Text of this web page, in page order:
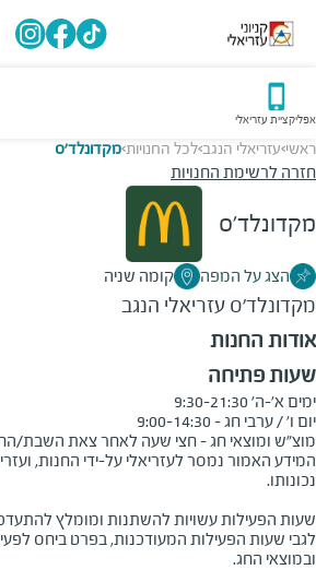
אפליקציית עזריאלי
ראשי>עזריאלי הנגב>לכל החנויות>מקדונלד'ס
חזרה לרשימת החנויות
מקדונלד'ס
הצג על המפה קומה שניה
מקדונלד'ס עזריאלי הנגב
אודות החנות
שעות פתיחה
מוצ"ש ומוצאי חג - חצי שעה לאחר צאת השבת/החג
המידע האמור נמסר לעזריאלי על-ידי החנות,
שעות הפעילות עשויות להשתנות ומומלץ
לגבי שעות הפעילות המעודכנות, בפרט ביחס
ובמוצאי החג.